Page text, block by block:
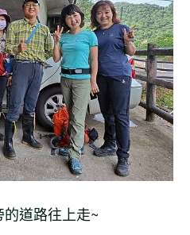
道路往上走~